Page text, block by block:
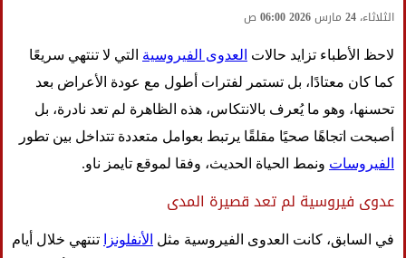
الثلاثاء، 24 مارس 2026 06:00 ص
لاحظ الأطباء تزايد حالات العدوى الفيروسية التي لا تنتهي سريعًا
كما كان معتادًا، بل تستمر لفترات أطول مع عودة الأعراض بعد
تحسنها، وهو ما يُعرف بالانتكاس، هذه الظاهرة لم تعد نادرة، بل
أصبحت اتجاهًا صحيًا مقلقًا يرتبط بعوامل متعددة تتداخل بين تطور
الفيروسات ونمط الحياة الحديث، وفقا لموقع تايمز ناو.
عدوى فيروسية لم تعد قصيرة المدى
في السابق، كانت العدوى الفيروسية مثل الأنفلونزا
تنتهي خلال أيام